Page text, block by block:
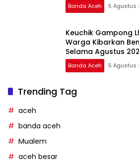
Banda Aceh 5 Agustus
Keuchik Gampong
Warga Kibarkan
Selama Agustus
Banda Aceh 5 Agustus
Trending Tag
aceh
banda aceh
Mualem
aceh besar